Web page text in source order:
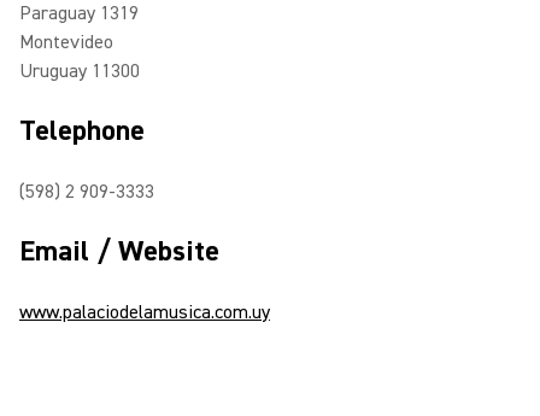
Paraguay 1319
Montevideo
Uruguay 11300
Telephone
(598) 2 909-3333
Email / Website
www.palaciodelamusica.com.uy